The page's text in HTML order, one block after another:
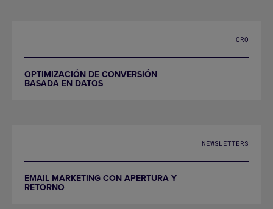
CRO
OPTIMIZACIÓN DE CONVERSIÓN
BASADA EN DATOS
NEWSLETTERS
EMAIL MARKETING CON APERTURA Y
RETORNO